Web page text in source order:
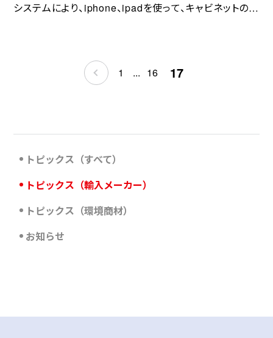
トピックス（すべて）
トピックス（輸入メーカー）
トピックス（環境商材）
お知らせ
システムにより、iphone、ipadを使って、キャビネットのサ
1 ... 16 17